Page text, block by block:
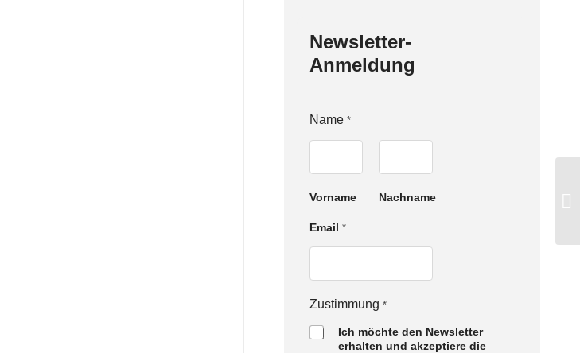
Newsletter-
Anmeldung
Name *
Vorname Nachname
Email *
E
Zustimmung *
Ich möchte den Newsletter
erhalten und akzeptiere die